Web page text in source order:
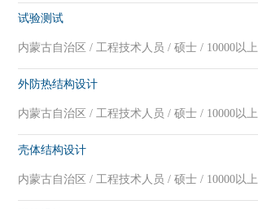
试验测试
内蒙古自治区 / 工程技术人员 / 硕士 / 10000以上
外防热结构设计
内蒙古自治区 / 工程技术人员 / 硕士 / 10000以上
壳体结构设计
内蒙古自治区 / 工程技术人员 / 硕士 / 10000以上